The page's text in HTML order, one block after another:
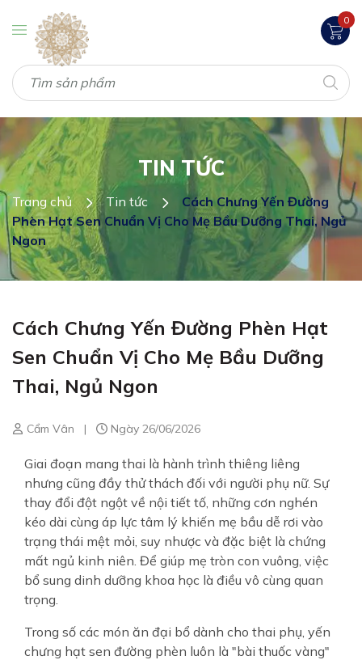
0
TIN TỨC
Trang chủ Tin tức
Cách Chưng Yến Đường
Phèn Hạt Sen Chuẩn Vị Cho Mẹ Bầu Dưỡng Thai, Ngủ
Ngon
Cách Chưng Yến Đường Phèn Hạt
Sen Chuẩn Vị Cho Mẹ Bầu Dưỡng
Thai, Ngủ Ngon
Cẩm Vân | Ngày 26/06/2026
Giai đoạn mang thai là hành trình thiêng liêng
nhưng cũng đầy thử thách đối với người phụ nữ. Sự
thay đổi đột ngột về nội tiết tố, những cơn nghén
kéo dài cùng áp lực tâm lý khiến mẹ bầu dễ rơi vào
trạng thái mệt mỏi, suy nhược và đặc biệt là chứng
mất ngủ kinh niên. Để giúp mẹ tròn con vuông, việc
bổ sung dinh dưỡng khoa học là điều vô cùng quan
trọng.
Trong số các món ăn đại bổ dành cho thai phụ, yến
chưng hạt sen đường phèn luôn là "bài thuốc vàng"